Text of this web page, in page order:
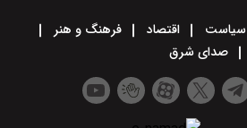
سیاست اقتصاد
فرهنگ و هنر
صدای شرق